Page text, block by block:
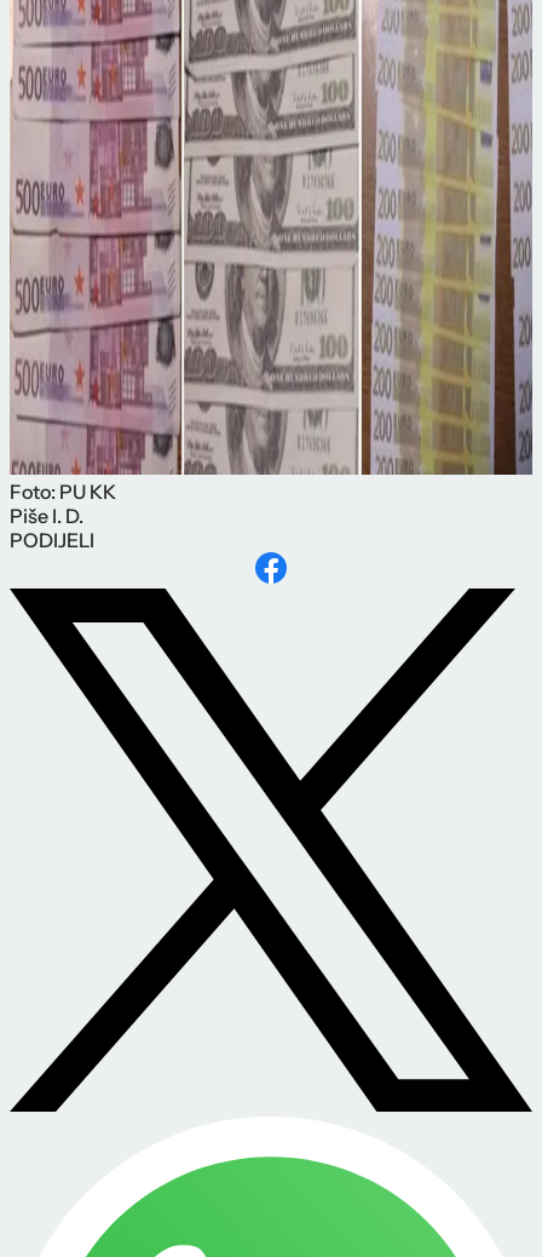
Foto: PU KK
Piše I. D.
PODIJELI